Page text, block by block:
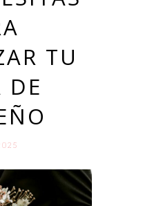
TU
DE